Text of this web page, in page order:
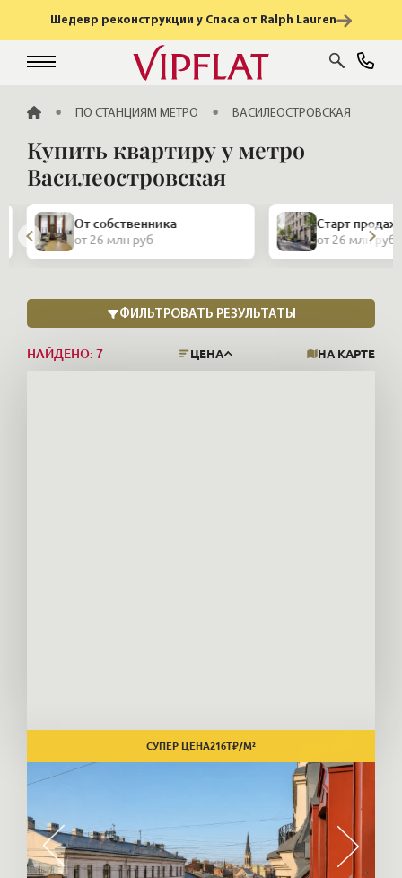
Шедевр реконструкции у Спаса от Ralph Lauren
ГЛАВНАЯПО СТАНЦИЯМ МЕТРО ВАСИЛЕОСТРОВСКАЯ
Купить квартиру у метро
Василеостровская
Старт продаж
от 26 млн руб
Закрытая
и
от 26 млн руб
НАЙДЕНО: 7 ЦЕНА НА КАРТЕ
СУПЕР ЦЕНА216Т₽/М²